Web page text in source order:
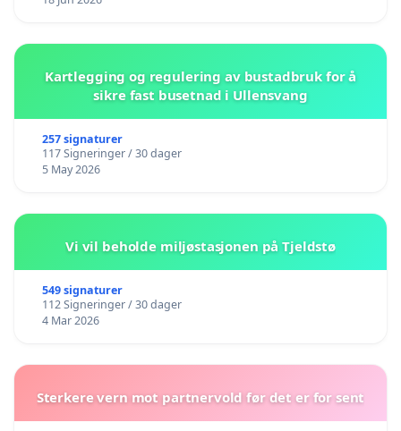
Kartlegging og regulering av bustadbruk for å
sikre fast busetnad i Ullensvang
257 signaturer
117 Signeringer / 30 dager
5 May 2026
Vi vil beholde miljøstasjonen på Tjeldstø
549 signaturer
112 Signeringer / 30 dager
4 Mar 2026
Sterkere vern mot partnervold før det er for sent